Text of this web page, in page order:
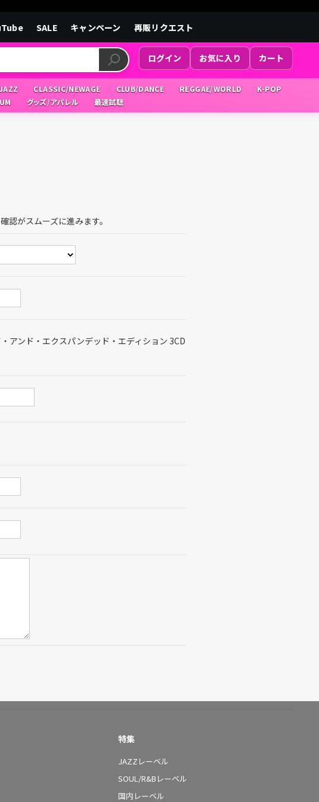
SALE キャンペーン 再販リクエスト
ログイン お気に入り カート
CLASSIC/NEWAGE CLUB/DANCE REGGAE/WORLD
K-POP
グッズ/アパレル 最速試聴
がスムーズに進みます。
アンド・エクスパンデッド・エディション 3CD
特集
JAZZレーベル
SOUL/R&Bレーベル
国内レーベル